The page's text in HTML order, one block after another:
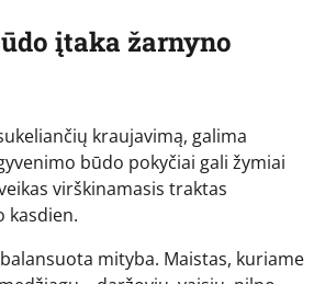
įtaka žarnyno
kraujavimą, galima
būdo pokyčiai gali žymiai
virškinamasis traktas
kasdien.
mityba. Maistas, kuriame